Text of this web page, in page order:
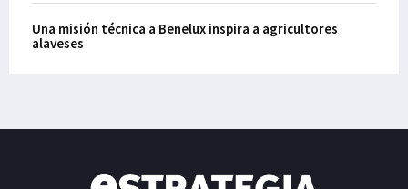
Una misión técnica a Benelux inspira a agricultores
alaveses